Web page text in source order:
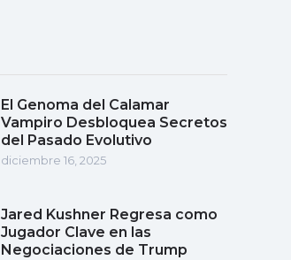
El Genoma del Calamar
Vampiro Desbloquea Secretos
del Pasado Evolutivo
diciembre 16, 2025
Jared Kushner Regresa como
Jugador Clave en las
Negociaciones de Trump